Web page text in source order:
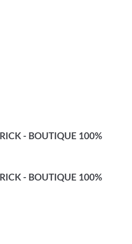
- BOUTIQUE 100%
- BOUTIQUE 100%